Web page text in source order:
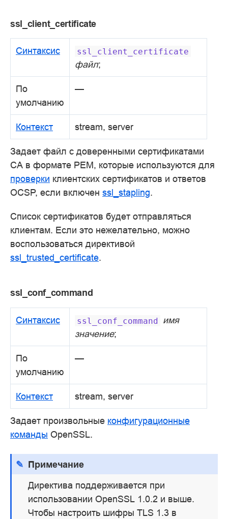
ssl_client_certificate
Синтаксис ssl_client_certificate
файл;
По
умолчанию
—
Контекст stream, server
Задает файл с доверенными сертификатами
CA в формате PEM, которые используются для
проверки клиентских сертификатов и ответов
OCSP, если включен ssl_stapling.
Список сертификатов будет отправляться
клиентам. Если это нежелательно, можно
воспользоваться директивой
ssl_trusted_certificate.
ssl_conf_command
Синтаксис ssl_conf_command имя
значение;
По
умолчанию
—
Контекст stream, server
Задает произвольные конфигурационные
команды OpenSSL.
Примечание
Директива поддерживается при
использовании OpenSSL 1.0.2 и выше.
Чтобы настроить шифры TLS 1.3 в